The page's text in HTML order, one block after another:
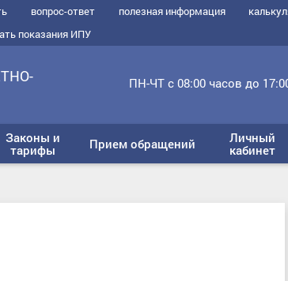
вопрос-ответ полезная информация
показания ИПУ
ПН-ЧТ с 08:00 часов до
Законы и
тарифы
Прием обращений
Личный
кабинет